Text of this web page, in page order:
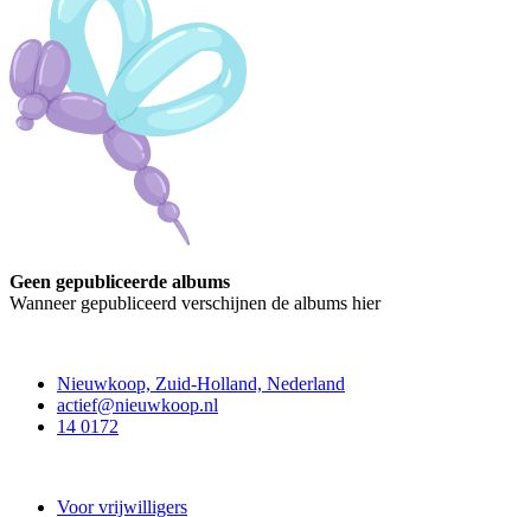
Geen gepubliceerde albums
Wanneer gepubliceerd verschijnen de albums hier
Nieuwkoop, Zuid-Holland, Nederland
actief@nieuwkoop.nl
14 0172
Voor vrijwilligers